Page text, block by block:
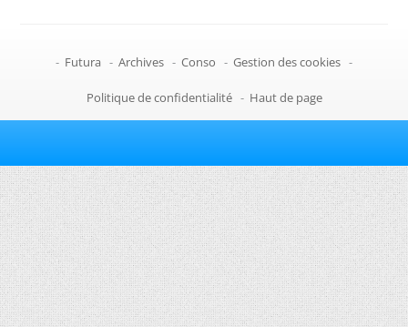
- Futura - Archives - Conso - Gestion des cookies -
Politique de confidentialité - Haut de page